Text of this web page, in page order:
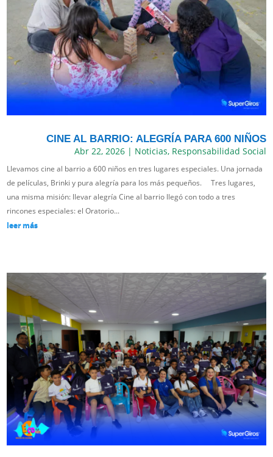
CINE AL BARRIO: ALEGRÍA PARA 600 NIÑOS
Abr 22, 2026| Noticias, Responsabilidad Social
Llevamos cine al barrio a 600 niños en tres lugares especiales. Una jornada
de películas, Brinki y pura alegría para los más pequeños. Tres lugares,
una misma misión: llevar alegría Cine al barrio llegó con todo a tres
rincones especiales: el Oratorio...
leer más